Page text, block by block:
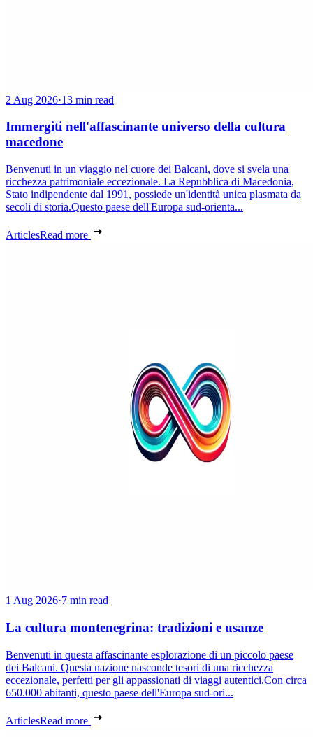
2 Aug 2026·13 min read
Immergiti nell'affascinante universo della cultura
macedone
Benvenuti in un viaggio nel cuore dei Balcani, dove si svela una
ricchezza patrimoniale eccezionale. La Repubblica di Macedonia,
Stato indipendente dal 1991, possiede un'identità unica plasmata da
secoli di storia.Questo paese dell'Europa sud-orienta...
ArticlesRead more
1 Aug 2026·7 min read
La cultura montenegrina: tradizioni e usanze
Benvenuti in questa affascinante esplorazione di un piccolo paese
dei Balcani. Questa nazione nasconde tesori di una ricchezza
eccezionale, perfetti per gli appassionati di viaggi autentici.Con circa
650.000 abitanti, questo paese dell'Europa sud-ori...
ArticlesRead more